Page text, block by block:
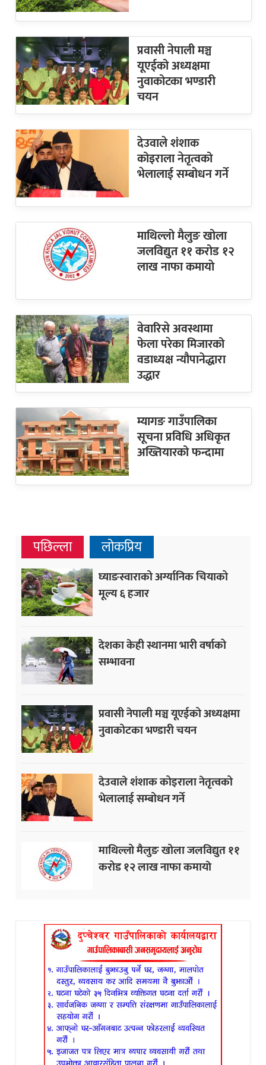
प्रवासी नेपाली मञ्च
यूएईको अध्यक्षमा
नुवाकोटका भण्डारी
चयन
देउवाले शंशाक
कोइराला नेतृत्वको
भेलालाई सम्बोधन गर्ने
माथिल्लो मैलुङ खोला
जलविद्युत ११ करोड १२
लाख नाफा कमायाे
वेवारिसे अवस्थामा
फेला परेका मिजारको
वडाध्यक्ष न्यौपानेद्धारा
उद्धार
म्यागङ गाउँपालिका
सूचना प्रविधि अधिकृत
अख्तियारको फन्दामा
पछिल्ला लोकप्रिय
घ्याङस्वाराको अर्ग्यानिक चियाको
मूल्य ६ हजार
देशका केही स्थानमा भारी वर्षाको
सम्भावना
प्रवासी नेपाली मञ्च यूएईको अध्यक्षमा
नुवाकोटका भण्डारी चयन
देउवाले शंशाक कोइराला नेतृत्वको
भेलालाई सम्बोधन गर्ने
माथिल्लो मैलुङ खोला जलविद्युत ११
करोड १२ लाख नाफा कमायाे